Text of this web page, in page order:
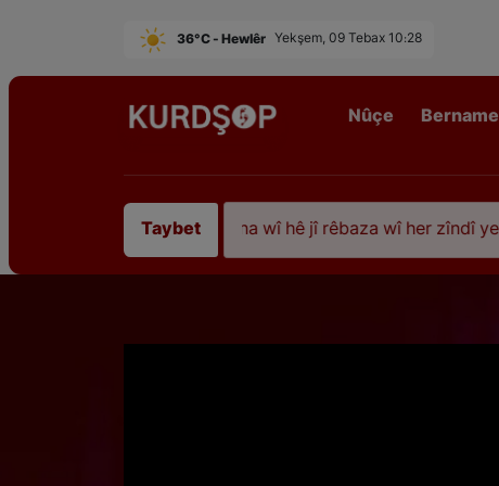
36°C - Hewlêr Yekşem, 09 Tebax 10:28
Nûçe Bername
Taybet
35 sal ji şehîdbûna wî hê jî rêbaza wî her zîndî ye